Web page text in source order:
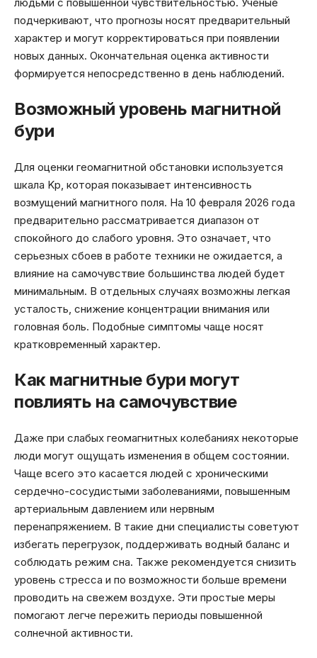
подчеркивают, что прогнозы носят предварительный
характер и могут корректироваться при появлении
новых данных. Окончательная оценка активности
формируется непосредственно в день наблюдений.
Возможный уровень магнитной
бури
Для оценки геомагнитной обстановки используется
шкала Kp, которая показывает интенсивность
возмущений магнитного поля. На 10 февраля 2026 года
предварительно рассматривается диапазон от
спокойного до слабого уровня. Это означает, что
серьезных сбоев в работе техники не ожидается, а
влияние на самочувствие большинства людей будет
минимальным. В отдельных случаях возможны легкая
усталость, снижение концентрации внимания или
головная боль. Подобные симптомы чаще носят
кратковременный характер.
Как магнитные бури могут
повлиять на самочувствие
Даже при слабых геомагнитных колебаниях некоторые
люди могут ощущать изменения в общем состоянии.
Чаще всего это касается людей с хроническими
сердечно-сосудистыми заболеваниями, повышенным
артериальным давлением или нервным
перенапряжением. В такие дни специалисты советуют
избегать перегрузок, поддерживать водный баланс и
соблюдать режим сна. Также рекомендуется снизить
уровень стресса и по возможности больше времени
проводить на свежем воздухе. Эти простые меры
помогают легче пережить периоды повышенной
солнечной активности.